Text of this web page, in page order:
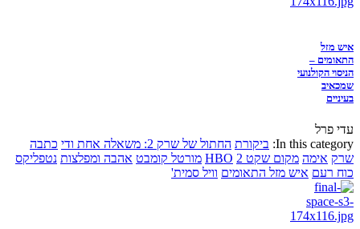
איש מזל
התאומים –
הניסוי הקולנועי
שמכאיב
בעיניים
עדי פרל
In this category: ביקורת החתול של שרק 2: משאלה אחת ודי
כתבה
שרק אימה מקום שקט 2 HBO מורטל קומבט אהבה ומפלצות נטפליקס
כוח רעם איש מזל התאומים וויל סמית'